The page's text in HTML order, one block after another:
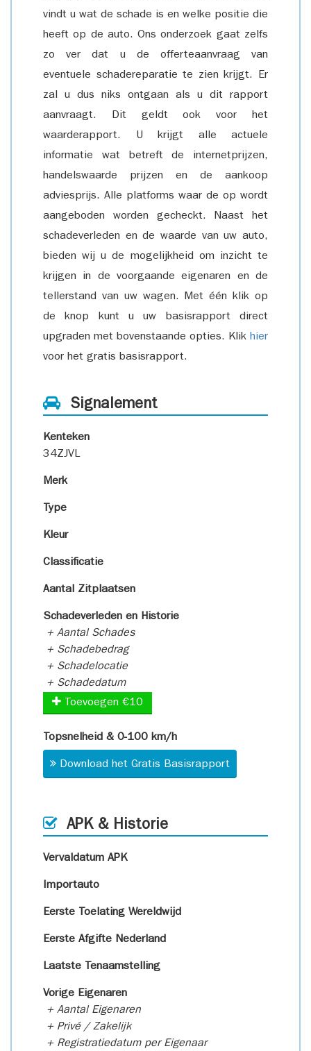
vindt u wat de schade is en welke positie die
heeft op de auto. Ons onderzoek gaat zelfs
zo ver dat u de offerteaanvraag van
eventuele schadereparatie te zien krijgt. Er
zal u dus niks ontgaan als u dit rapport
aanvraagt. Dit geldt ook voor het
waarderapport. U krijgt alle actuele
informatie wat betreft de internetprijzen,
handelswaarde prijzen en de aankoop
adviesprijs. Alle platforms waar de op wordt
aangeboden worden gecheckt. Naast het
schadeverleden en de waarde van uw auto,
bieden wij u de mogelijkheid om inzicht te
krijgen in de voorgaande eigenaren en de
tellerstand van uw wagen. Met één klik op
de knop kunt u uw basisrapport direct
upgraden met bovenstaande opties. Klik hier
voor het gratis basisrapport.
Signalement
Kenteken
34ZJVL
Merk
Type
Kleur
Classificatie
Aantal Zitplaatsen
Schadeverleden en Historie
+ Aantal Schades
+ Schadebedrag
+ Schadelocatie
+ Schadedatum
Toevoegen €10
Topsnelheid & 0-100 km/h
Download het Gratis Basisrapport
APK & Historie
Vervaldatum APK
Importauto
Eerste Toelating Wereldwijd
Eerste Afgifte Nederland
Laatste Tenaamstelling
Vorige Eigenaren
+ Aantal Eigenaren
+ Privé / Zakelijk
+ Registratiedatum per Eigenaar